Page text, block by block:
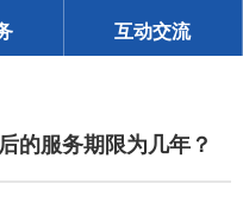
互动交流
的服务期限为几年？